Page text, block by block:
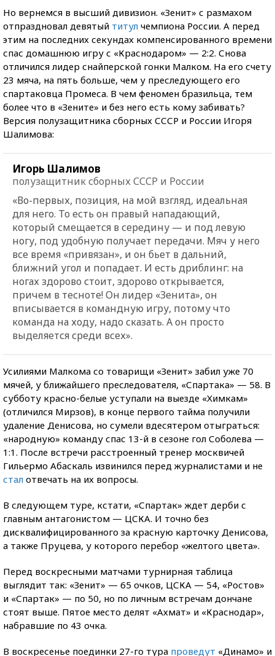
Но вернемся в высший дивизион. «Зенит» с размахом
отпраздновал девятый титул чемпиона России. А перед
этим на последних секундах компенсированного времени
спас домашнюю игру с «Краснодаром» — 2:2. Снова
отличился лидер снайперской гонки Малком. На его счету
23 мяча, на пять больше, чем у преследующего его
спартаковца Промеса. В чем феномен бразильца, тем
более что в «Зените» и без него есть кому забивать?
Версия полузащитника сборных СССР и России Игоря
Шалимова:
Игорь Шалимов
полузащитник сборных СССР и России
«Во-первых, позиция, на мой взгляд, идеальная
для него. То есть он правый нападающий,
который смещается в середину — и под левую
ногу, под удобную получает передачи. Мяч у него
все время «привязан», и он бьет в дальний,
ближний угол и попадает. И есть дриблинг: на
ногах здорово стоит, здорово открывается,
причем в тесноте! Он лидер «Зенита», он
вписывается в командную игру, потому что
команда на ходу, надо сказать. А он просто
выделяется среди всех».
Усилиями Малкома со товарищи «Зенит» забил уже 70
мячей, у ближайшего преследователя, «Спартака» — 58. В
субботу красно-белые уступали на выезде «Химкам»
(отличился Мирзов), в конце первого тайма получили
удаление Денисова, но сумели вдесятером отыграться:
«народную» команду спас 13-й в сезоне гол Соболева —
1:1. После встречи расстроенный тренер москвичей
Гильермо Абаскаль извинился перед журналистами и не
стал отвечать на их вопросы.
В следующем туре, кстати, «Спартак» ждет дерби с
главным антагонистом — ЦСКА. И точно без
дисквалифицированного за красную карточку Денисова,
а также Пруцева, у которого перебор «желтого цвета».
Перед воскресными матчами турнирная таблица
выглядит так: «Зенит» — 65 очков, ЦСКА — 54, «Ростов»
и «Спартак» — по 50, но по личным встречам дончане
стоят выше. Пятое место делят «Ахмат» и «Краснодар»,
набравшие по 43 очка.
В воскресенье поединки 27-го тура проведут «Динамо» и